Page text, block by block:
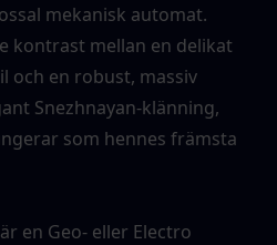
mekanisk automat.
kontrast mellan en delikat
och en robust, massiv
Snezhnayan-klänning,
som hennes främsta
en Geo- eller Electro